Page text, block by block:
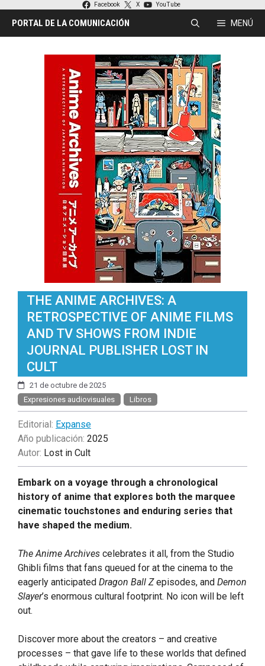
contenido
Facebook X YouTube
PORTAL DE LA COMUNICACIÓN MENÚ
THE ANIME ARCHIVES: A
RETROSPECTIVE OF ANIME FILMS
AND TV SHOWS FROM INDIE
JOURNAL PUBLISHER LOST IN
CULT
21 de octubre de 2025
Expresiones audiovisuales
Libros
Editorial: Expanse
Año publicación: 2025
Autor: Lost in Cult
Embark on a voyage through a chronological
history of anime that explores both the marquee
cinematic touchstones and enduring series that
have shaped the medium.
The Anime Archives celebrates it all, from the Studio
Ghibli films that fans queued for at the cinema to the
eagerly anticipated Dragon Ball Zepisodes, and Demon
Slayer’s enormous cultural footprint. No icon will be left
out.
Discover more about the creators – and creative
processes – that gave life to these worlds that defined